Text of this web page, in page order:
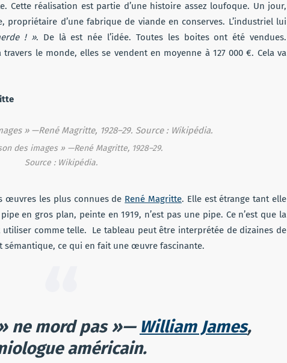
Cette réalisation est partie d’une histoire assez loufoque. Un jour,
propriétaire d’une fabrique de viande en conserves. L’industriel lui
! ». De là est née l’idée. Toutes les boites ont été vendues.
le monde, elles se vendent en moyenne à 127 000 €. Cela va
des images » —René Magritte, 1928–29.
Source : Wikipédia.
œuvres les plus connues de René Magritte. Elle est étrange tant elle
en gros plan, peinte en 1919, n’est pas une pipe. Ce n’est que la
utiliser comme telle. Le tableau peut être interprétée de dizaines de
ce qui en fait une œuvre fascinante.
ne mord pas »— William James,
américain.